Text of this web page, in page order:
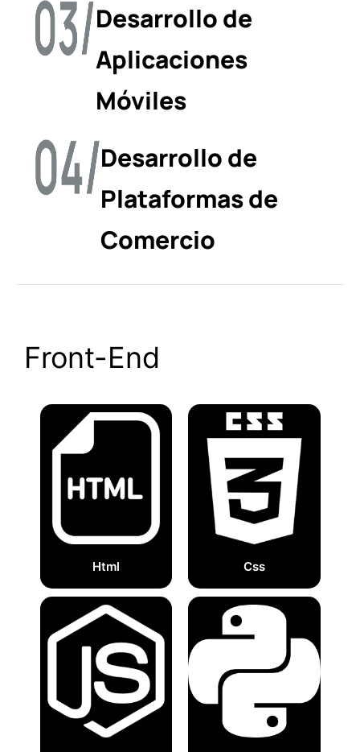
Desarrollo de
Aplicaciones
Móviles
Desarrollo de
Plataformas de
Comercio
Front-End
Html Css